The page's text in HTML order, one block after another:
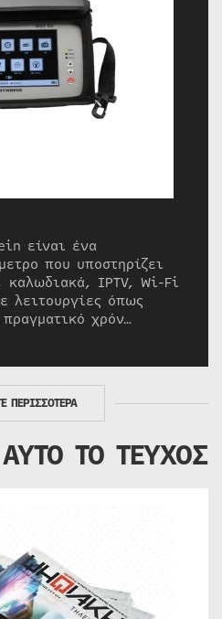
είναι ένα
που υποστηρίζει
καλωδιακά, IPTV, Wi-Fi
λειτουργίες όπως
χρόν…
ΠΕΡΙΣΣΟΤΕΡΑ
ΤΟ ΤΕΥΧΟΣ